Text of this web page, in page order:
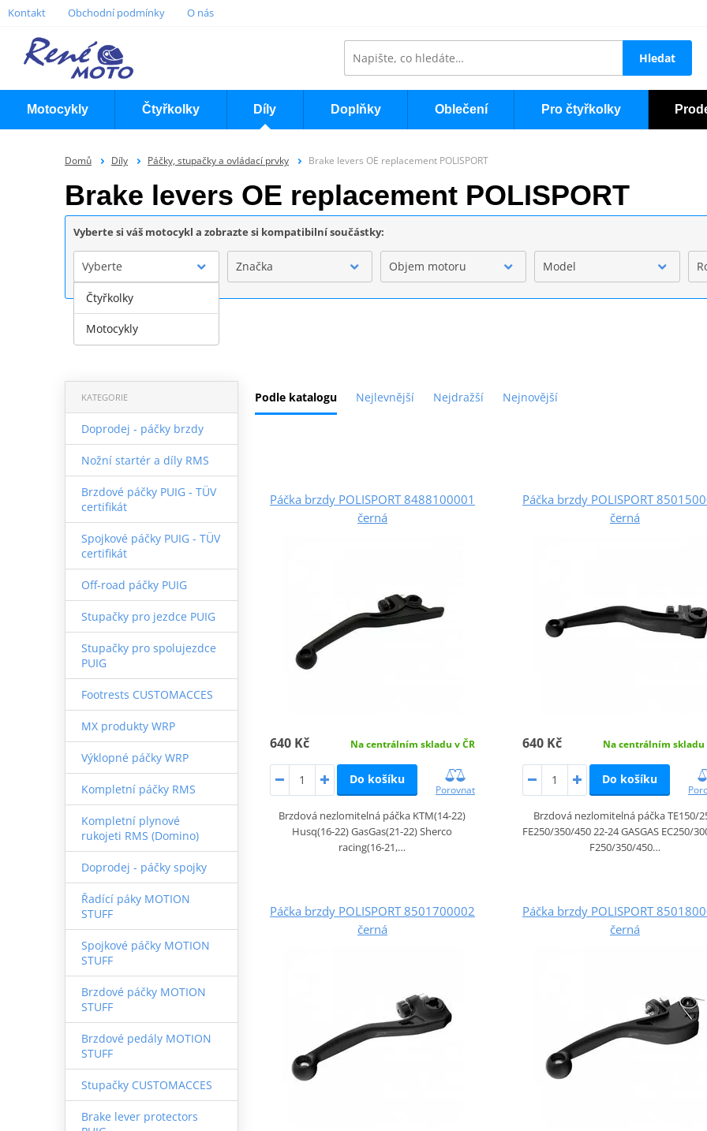
Kontakt Obchodní podmínky O nás
Hledat
Motocykly Čtyřkolky Díly Doplňky Oblečení Pro čtyřkolky
Domů Díly Páčky, stupačky a ovládací prvky Brake levers OE replacement POLISPORT
Brake levers OE replacement POLISPORT
Vyberte si váš motocykl a zobrazte si kompatibilní součástky:
Vyberte Značka Objem motoru Model
Podle katalogu Nejlevnější Nejdražší Nejnovější
KATEGORIE
Doprodej - páčky brzdy
Nožní startér a díly RMS
Brzdové páčky PUIG - TÜV
certifikát
Spojkové páčky PUIG - TÜV
certifikát
Off-road páčky PUIG
Stupačky pro jezdce PUIG
Stupačky pro spolujezdce
PUIG
Footrests CUSTOMACCES
MX produkty WRP
Výklopné páčky WRP
Kompletní páčky RMS
Kompletní plynové
rukojeti RMS (Domino)
Doprodej - páčky spojky
Řadící páky MOTION
STUFF
Spojkové páčky MOTION
STUFF
Brzdové páčky MOTION
STUFF
Brzdové pedály MOTION
STUFF
Stupačky CUSTOMACCES
Brake lever protectors
Páčka brzdy POLISPORT 8488100001
černá
640 Kč Na centrálním skladu v ČR
Do košíku
Porovnat
Brzdová nezlomitelná páčka KTM(14-22)
Husq(16-22) GasGas(21-22) Sherco
racing(16-21,…
Páčka brzdy POLISPORT
černá
640 Kč Na centrálním skladu
Do košíku
Brzdová nezlomitelná páčka TE150/
FE250/350/450 22-24 GASGAS EC250/
F250/350/450…
Páčka brzdy POLISPORT 8501700002
černá
Páčka brzdy POLISPORT
černá
Čtyřkolky
Motocykly